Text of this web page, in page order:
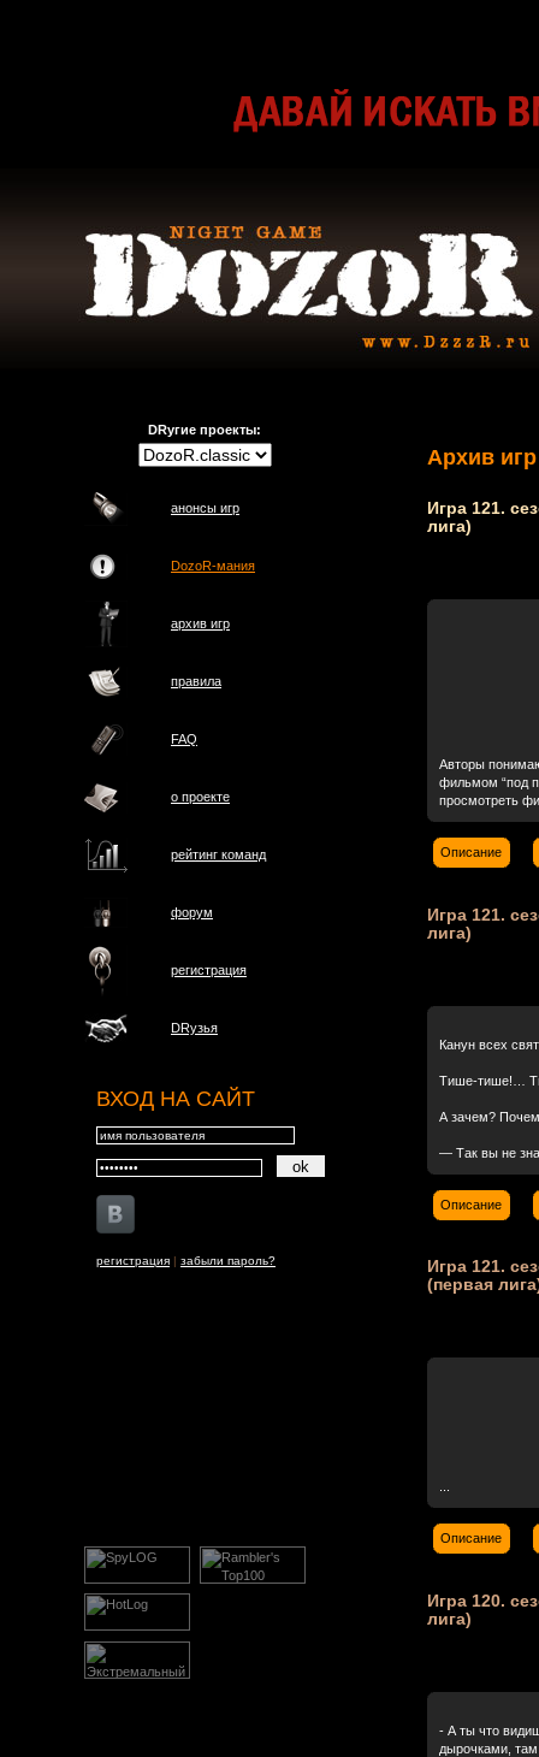
DRугие проекты:
анонсы игр
DozoR-мания
архив игр
правила
FAQ
о проектe
рейтинг команд
форум
регистрация
DRузья
ВХОД НА САЙТ
регистрация | забыли пароль?
Архив игр
Игра 121.
лига)
Авторы
фильмом “под
просмотреть
Описание
Игра 121.
лига)
Канун всех
Тише-тише!…
А зачем?
— Так вы не
Описание
Игра 121.
(первая
Описание
Игра 120.
лига)
- А ты что
дырочками, там